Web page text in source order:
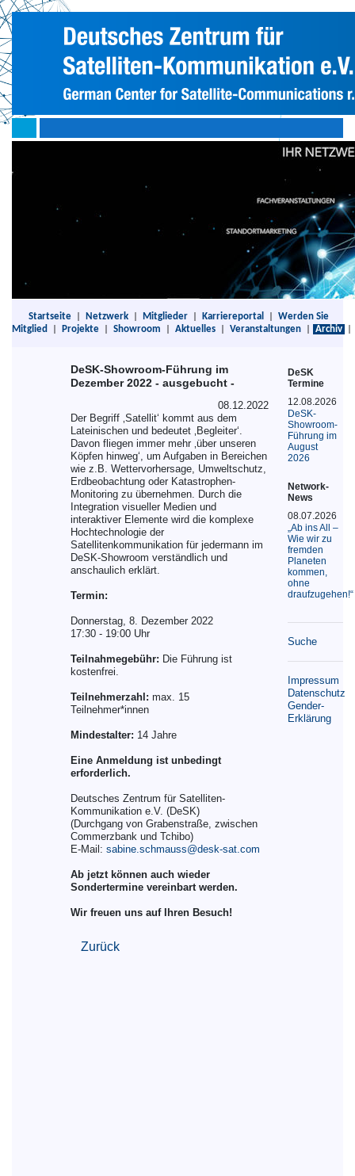
Startseite Netzwerk Mitglieder Karriereportal
Werden Sie
Mitglied
Projekte Showroom Aktuelles Veranstaltungen Archiv
DeSK-Showroom-Führung im
Dezember 2022 - ausgebucht -
08.12.2022
Der Begriff ‚Satellit‘ kommt aus dem
Lateinischen und bedeutet ‚Begleiter‘.
Davon fliegen immer mehr ‚über unseren
Köpfen hinweg‘, um Aufgaben in Bereichen
wie z.B. Wettervorhersage, Umweltschutz,
Erdbeobachtung oder Katastrophen-
Monitoring zu übernehmen. Durch die
Integration visueller Medien und
interaktiver Elemente wird die komplexe
Hochtechnologie der
Satellitenkommunikation für jedermann im
DeSK-Showroom verständlich und
anschaulich erklärt.
Termin:
Donnerstag, 8. Dezember 2022
17:30 - 19:00 Uhr
Teilnahmegebühr: Die Führung ist
kostenfrei.
Teilnehmerzahl: max. 15
Teilnehmer*innen
Mindestalter: 14 Jahre
Eine Anmeldung ist unbedingt
erforderlich.
Deutsches Zentrum für Satelliten-
Kommunikation e.V. (DeSK)
(Durchgang von Grabenstraße, zwischen
Commerzbank und Tchibo)
E-Mail: sabine.schmauss@desk-sat.com
Ab jetzt können auch wieder
Sondertermine vereinbart werden.
Wir freuen uns auf Ihren Besuch!
Zurück
DeSK
Termine
12.08.2026
DeSK-
Showroom-
Führung im
August
2026
Network-
News
08.07.2026
„Ab ins All –
Wie wir zu
fremden
Planeten
kommen,
ohne
draufzugehen!“
Suche
Impressum
Datenschutz
Gender-
Erklärung